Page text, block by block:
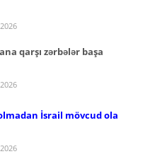
qarşı zərbələr başa
İsrail mövcud ola